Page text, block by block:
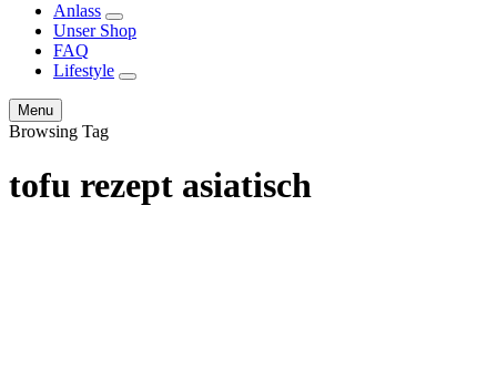
Anlass
expand
child
Unser Shop
FAQ
Lifestyle
expand
Search
Menu
Browsing Tag
tofu rezept asiatisch